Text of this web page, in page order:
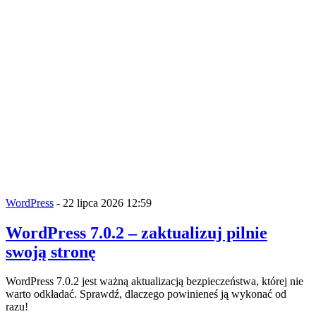
WordPress - 22 lipca 2026 12:59
WordPress 7.0.2 – zaktualizuj pilnie
swoją stronę
WordPress 7.0.2 jest ważną aktualizacją bezpieczeństwa, której nie
warto odkładać. Sprawdź, dlaczego powinieneś ją wykonać od
razu!